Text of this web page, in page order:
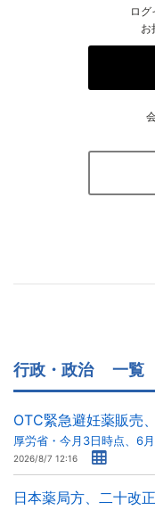
ロ
お
行政・政治 一覧
OTC緊急避妊薬販売
厚労省・今月3日時点、6
2026/8/7 12:16
日本薬局方、二十改